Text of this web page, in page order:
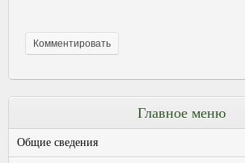
Главное меню
Общие сведения